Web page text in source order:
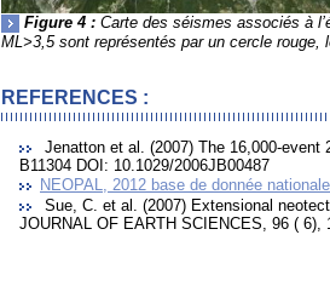
Figure 4 : Carte des séismes associés à
ML>3,5 sont représentés par un cercle
REFERENCES :
Jenatton et al. (2007) The 16,000-event
B11304 DOI: 10.1029/2006JB00487
NEOPAL, 2012 base de donnée
Sue, C. et al. (2007) Extensional
JOURNAL OF EARTH SCIENCES, 96 ( 6),